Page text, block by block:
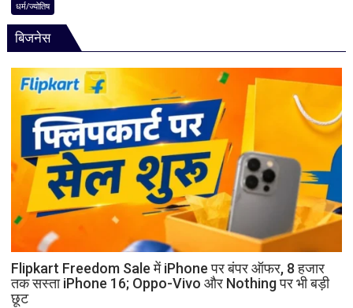
शिव
की
बाबा
बैद्यनाथ
होता
है
मां
काली
का
श्रृंगार?
हृदयपीठ
का
धर्म/ज्योतिष
बिजनेस
Flipkart Freedom Sale में iPhone पर बंपर ऑफर, 8 हजार
तक सस्ता iPhone 16; Oppo-Vivo और Nothing पर भी बड़ी
छूट